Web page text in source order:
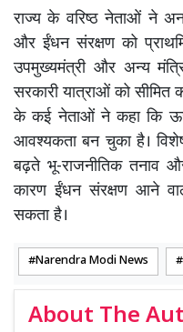
राज्य के वरिष्ठ नेताओं ने
और ईंधन संरक्षण को
उपमुख्यमंत्री और अन्य
सरकारी यात्राओं को
के कई नेताओं ने कहा कि
आवश्यकता बन चुका है।
बढ़ते भू-राजनीतिक तनाव
कारण ईंधन संरक्षण आने
सकता है।
Narendra Modi News
About The